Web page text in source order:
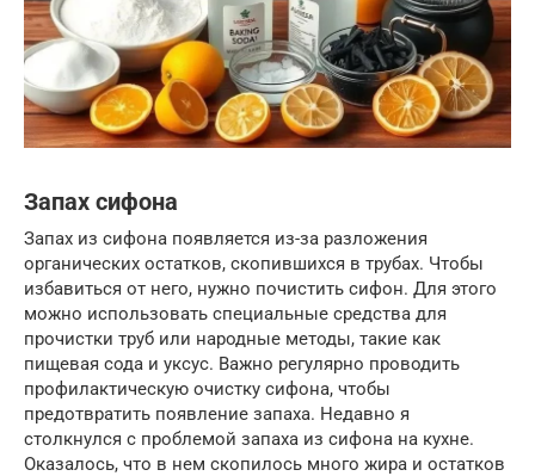
Запах сифона
Запах из сифона появляется из-за разложения
органических остатков, скопившихся в трубах. Чтобы
избавиться от него, нужно почистить сифон. Для этого
можно использовать специальные средства для
прочистки труб или народные методы, такие как
пищевая сода и уксус. Важно регулярно проводить
профилактическую очистку сифона, чтобы
предотвратить появление запаха. Недавно я
столкнулся с проблемой запаха из сифона на кухне.
Оказалось, что в нем скопилось много жира и остатков